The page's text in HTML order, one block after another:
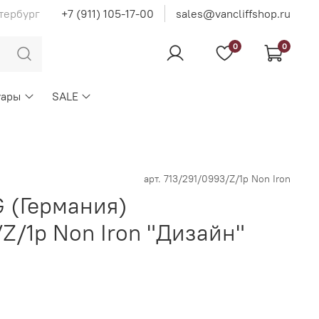
+7 (911) 105-17-00 sales@vancliffshop.ru
0 0
SALE
арт. 713/291/0993/Z/1p Non Iron
(Германия)
1p Non Iron "Дизайн"